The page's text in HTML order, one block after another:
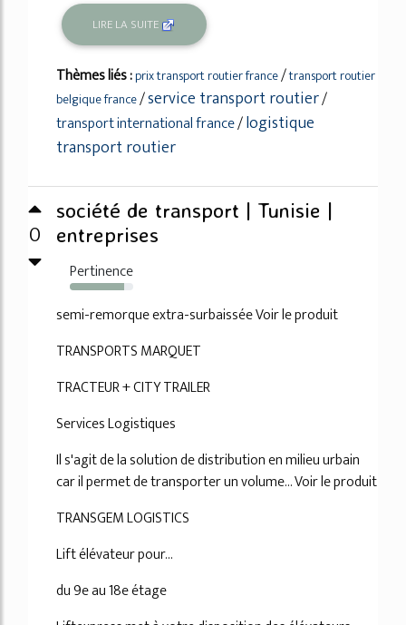
LIRE LA SUITE
Thèmes liés :prix transport routier france/transport routier
belgique france/service transport routier/
transport international france/logistique
transport routier
0
société de transport | Tunisie |
entreprises
Pertinence
86%
semi-remorque extra-surbaissée Voir le produit
TRANSPORTS MARQUET
TRACTEUR + CITY TRAILER
Services Logistiques
Il s'agit de la solution de distribution en milieu urbain
car il permet de transporter un volume... Voir le produit
TRANSGEM LOGISTICS
Lift élévateur pour...
du 9e au 18e étage